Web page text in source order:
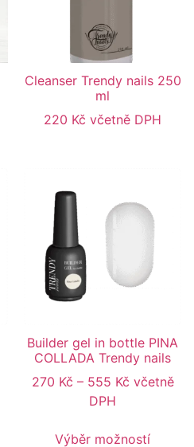
Cleanser Trendy nails 250
ml
220 Kč včetně DPH
Builder gel in bottle PINA
COLLADA Trendy nails
270 Kč – 555 Kč včetně
DPH
Výběr možností